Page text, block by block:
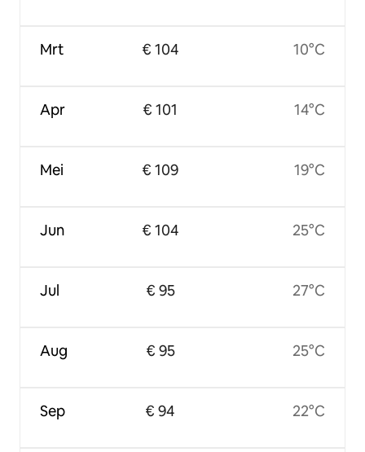
Mrt
Apr
Mei
Jun
Jul
Aug
Sep
€ 104
€ 101
€ 109
€ 104
€ 95
€ 95
€ 94
10°C
14°C
19°C
25°C
27°C
25°C
22°C